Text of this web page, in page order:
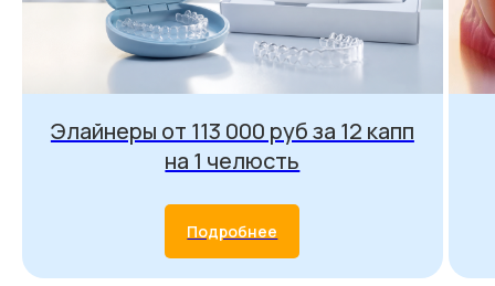
Элайнеры от 113 000 руб за 12 капп
на 1 челюсть
Подробнее